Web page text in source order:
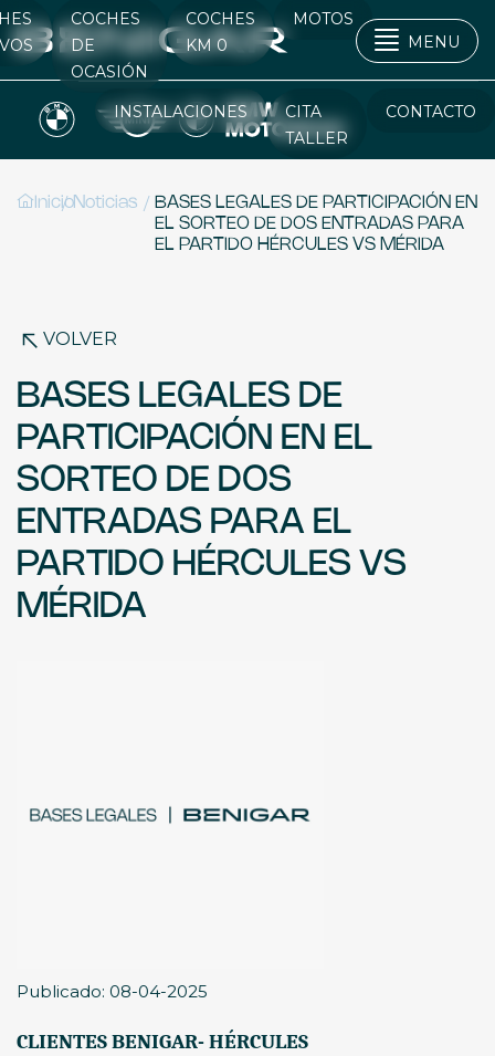
COCHES
DE
OCASIÓN
COCHES
KM 0
MOTOS
MENU
INSTALACIONES
CITA
TALLER
CONTACTO
Inicio
/ Noticias / BASES LEGALES DE PARTICIPACIÓN EN
EL SORTEO DE DOS ENTRADAS PARA
EL PARTIDO HÉRCULES VS MÉRIDA
VOLVER
BASES LEGALES DE
PARTICIPACIÓN EN EL
SORTEO DE DOS
ENTRADAS PARA EL
PARTIDO HÉRCULES VS
MÉRIDA
Publicado: 08-04-2025
CLIENTES BENIGAR- HÉRCULES